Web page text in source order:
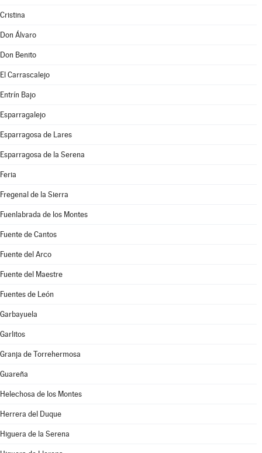
Cristina
Don Álvaro
Don Benito
El Carrascalejo
Entrín Bajo
Esparragalejo
Esparragosa de Lares
Esparragosa de la Serena
Feria
Fregenal de la Sierra
Fuenlabrada de los Montes
Fuente de Cantos
Fuente del Arco
Fuente del Maestre
Fuentes de León
Garbayuela
Garlitos
Granja de Torrehermosa
Guareña
Helechosa de los Montes
Herrera del Duque
Higuera de la Serena